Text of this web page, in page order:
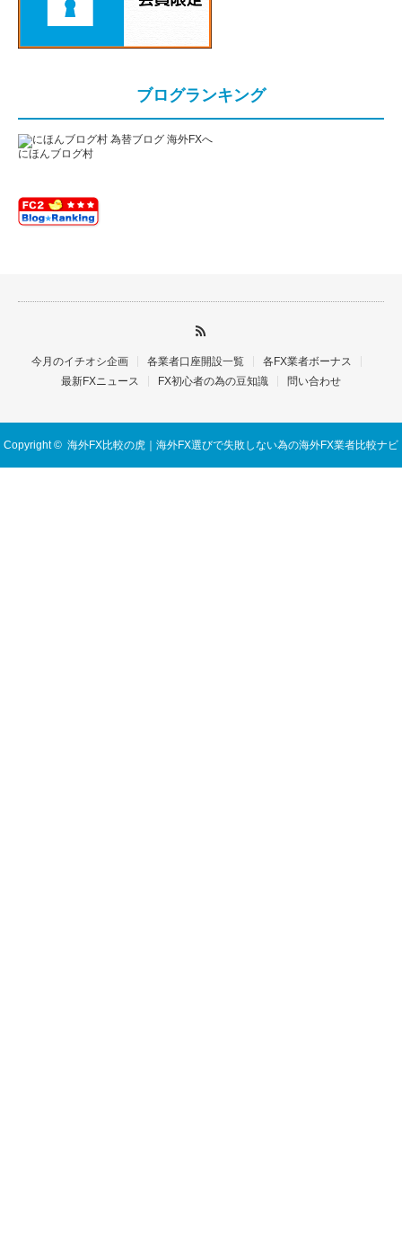
ブログランキング
にほんブログ村
今月のイチオシ企画 各業者口座開設一覧
各FX業者ボーナス
最新FXニュース
FX初心者の為の豆知識 問い合わせ
Copyright © 海外FX比較の虎｜海外FX選びで失敗しない為の海外FX業者比較ナビ